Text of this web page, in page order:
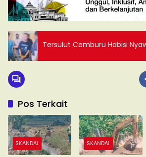
Tersulut Cemburu Habisi
Pos Terkait
SKANDAL SKANDAL